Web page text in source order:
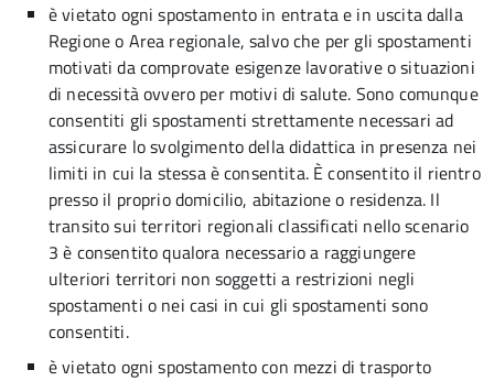
è vietato ogni spostamento in entrata e in uscita dalla
Regione o Area regionale, salvo che per gli spostamenti
motivati da comprovate esigenze lavorative o situazioni
di necessità ovvero per motivi di salute. Sono comunque
consentiti gli spostamenti strettamente necessari ad
assicurare lo svolgimento della didattica in presenza nei
limiti in cui la stessa è consentita. È consentito il rientro
presso il proprio domicilio, abitazione o residenza. Il
transito sui territori regionali classificati nello scenario
3 è consentito qualora necessario a raggiungere
ulteriori territori non soggetti a restrizioni negli
spostamenti o nei casi in cui gli spostamenti sono
consentiti.
è vietato ogni spostamento con mezzi di trasporto